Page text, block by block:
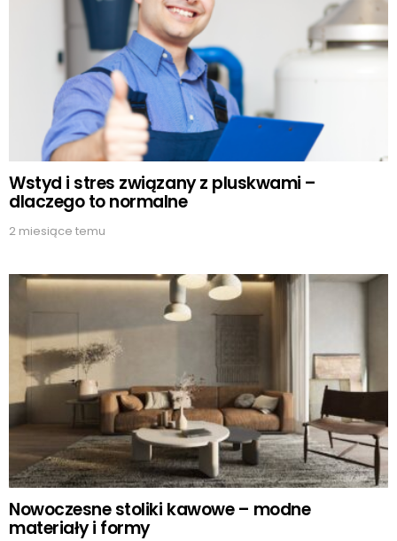
Wstyd i stres związany z pluskwami –
dlaczego to normalne
2 miesiące temu
Nowoczesne stoliki kawowe – modne
materiały i formy